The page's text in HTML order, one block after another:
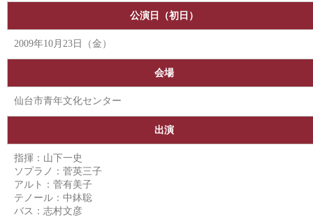
公演日（初日）
2009年10月23日（金）
会場
仙台市青年文化センター
出演
指揮：山下一史
ソプラノ：菅英三子
アルト：菅有美子
テノール：中鉢聡
バス：志村文彦